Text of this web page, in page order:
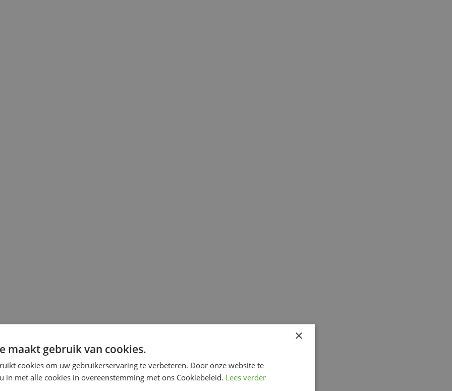
×
maakt gebruik van cookies.
cookies om uw gebruikerservaring te verbeteren. Door onze website te
in met alle cookies in overeenstemming met ons Cookiebeleid. Lees verder